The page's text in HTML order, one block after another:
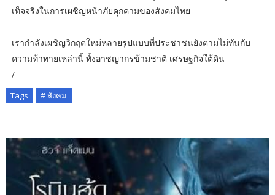
เท็จจริงในการเผชิญหน้าภัยคุกคามของสังคมไทย
เรากำลังเผชิญวิกฤตใหม่หลายรูปแบบที่ประชาชนยังตามไม่ทันกับ
ความท้าทายเหล่านี้ ทั้งอาชญากรข้ามชาติ เศรษฐกิจใต้ดิน
/
Tags # สังคม